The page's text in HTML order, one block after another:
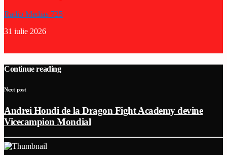
Radio Medias 725
31 iulie 2026
Continue reading
Next post
Andrei Hondi de la Dragon Fight Academy devine
Vicecampion Mondial